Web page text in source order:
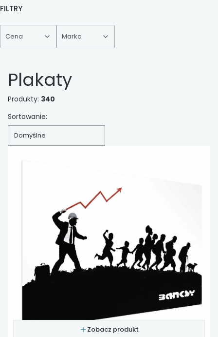
FILTRY
Cena Marka
Plakaty
Produkty: 340
Lista produktów
Sortowanie:
Domyślne
Zobacz produkt